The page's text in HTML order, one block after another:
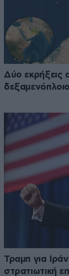
Δύο εκρήξεις
Τραμπ για
στρατιωτική